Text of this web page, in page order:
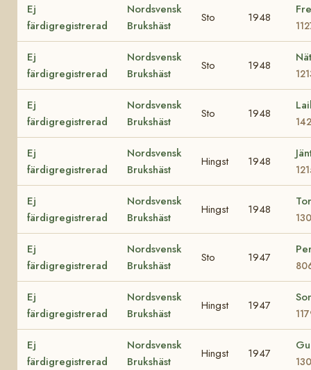
Ej
färdigregistrerad
Nordsvensk
Brukshäst
Sto 1948
Ej
färdigregistrerad
Nordsvensk
Brukshäst
Sto 1948
Ej
färdigregistrerad
Nordsvensk
Brukshäst
Sto 1948
Ej
färdigregistrerad
Nordsvensk
Brukshäst
Hingst 1948
Ej
färdigregistrerad
Nordsvensk
Brukshäst
Hingst 1948
Ej
färdigregistrerad
Nordsvensk
Brukshäst
Sto 1947
Ej
färdigregistrerad
Nordsvensk
Brukshäst
Hingst 1947
Ej
färdigregistrerad
Nordsvensk
Brukshäst
Hingst 1947